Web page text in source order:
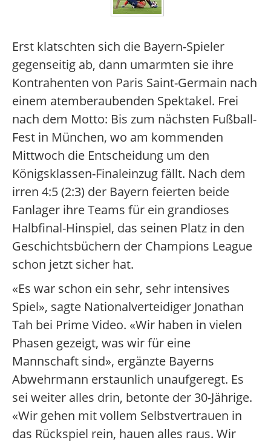
Erst klatschten sich die Bayern-Spieler
gegenseitig ab, dann umarmten sie ihre
Kontrahenten von Paris Saint-Germain nach
einem atemberaubenden Spektakel. Frei
nach dem Motto: Bis zum nächsten Fußball-
Fest in München, wo am kommenden
Mittwoch die Entscheidung um den
Königsklassen-Finaleinzug fällt. Nach dem
irren 4:5 (2:3) der Bayern feierten beide
Fanlager ihre Teams für ein grandioses
Halbfinal-Hinspiel, das seinen Platz in den
Geschichtsbüchern der Champions League
schon jetzt sicher hat.
«Es war schon ein sehr, sehr intensives
Spiel», sagte Nationalverteidiger Jonathan
Tah bei Prime Video. «Wir haben in vielen
Phasen gezeigt, was wir für eine
Mannschaft sind», ergänzte Bayerns
Abwehrmann erstaunlich unaufgeregt. Es
sei weiter alles drin, betonte der 30-Jährige.
«Wir gehen mit vollem Selbstvertrauen in
das Rückspiel rein, hauen alles raus. Wir